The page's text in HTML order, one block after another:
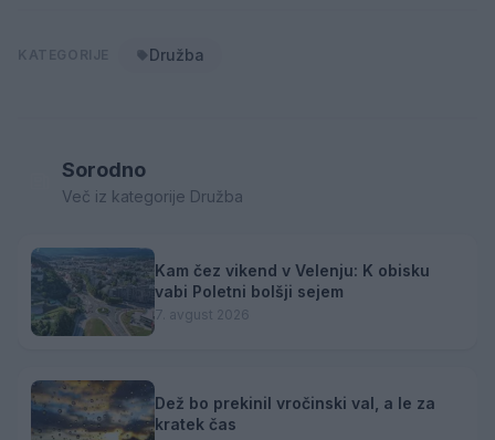
Družba
Sorodno
Več iz kategorije Družba
Kam čez vikend v Velenju: K obisku
vabi Poletni bolšji sejem
7. avgust 2026
Dež bo prekinil vročinski val, a le za
kratek čas